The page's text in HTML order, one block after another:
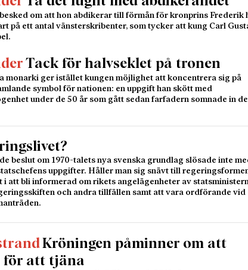
om att hon abdikerar till förmån för kronprins Frederik
på ett antal vänsterskribenter, som tycker att kung Carl
Tack för halvseklet på tronen
monarki ger istället kungen möjlighet att koncentrera sig på
symbol för nationen: en uppgift han skött med
under de 50 år som gått sedan farfadern somnade in
beslut om 1970-talets nya svenska grundlag slösade inte
uppgifter. Håller man sig snävt till
i att bli informerad om rikets angelägenheter av
och andra tillfällen samt att vara ordförande vid
Kröningen påminner om att
för att tjäna